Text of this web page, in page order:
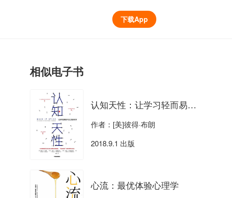
下载App
相似电子书
认知天性：让学习轻而易举的心理学规律
作者：[美]彼得·布朗
2018.9.1 出版
心流：最优体验心理学